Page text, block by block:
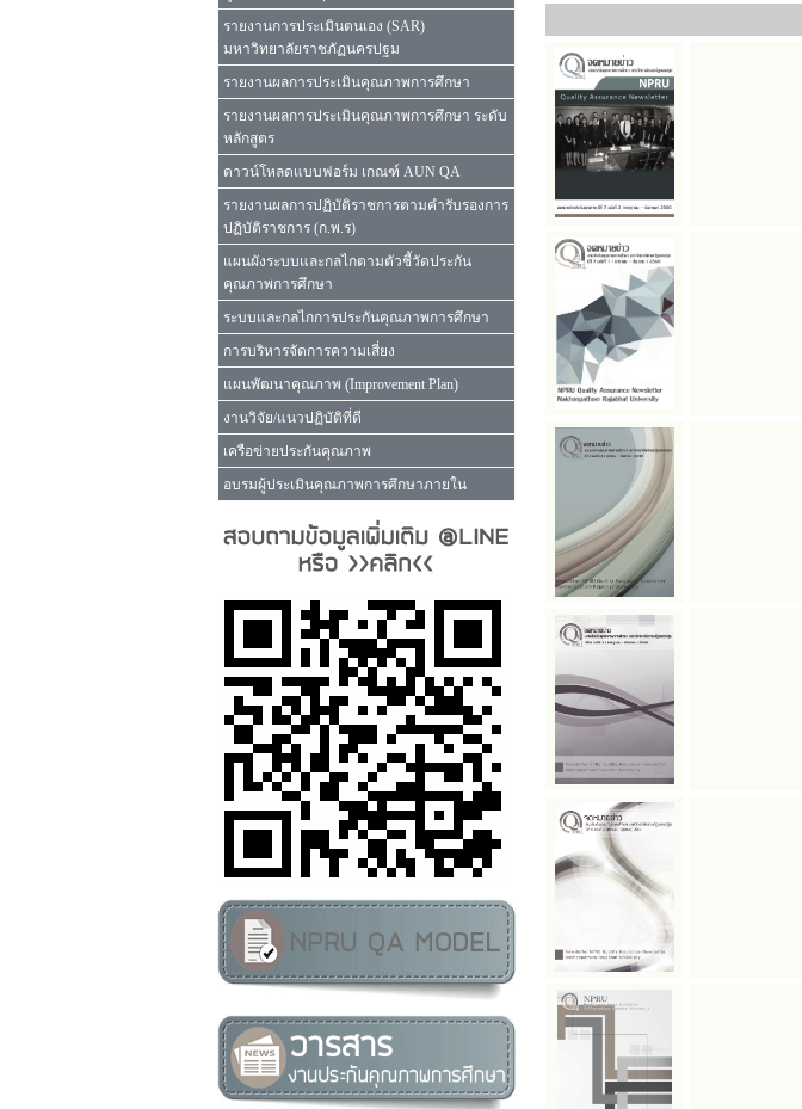
รายงานการประเมินตนเอง (SAR)
มหาวิทยาลัยราชภัฏนครปฐม
รายงานผลการประเมินคุณภาพการศึกษา
รายงานผลการประเมินคุณภาพการศึกษา ระดับ
หลักสูตร
ดาวน์โหลดแบบฟอร์ม เกณฑ์ AUN QA
รายงานผลการปฏิบัติราชการตามคำรับรองการ
ปฏิบัติราชการ (ก.พ.ร)
แผนผังระบบและกลไกตามตัวชี้วัดประกัน
คุณภาพการศึกษา
ระบบและกลไกการประกันคุณภาพการศึกษา
การบริหารจัดการความเสี่ยง
แผนพัฒนาคุณภาพ (Improvement Plan)
งานวิจัย/แนวปฏิบัติที่ดี
เครือข่ายประกันคุณภาพ
อบรมผู้ประเมินคุณภาพการศึกษาภายใน